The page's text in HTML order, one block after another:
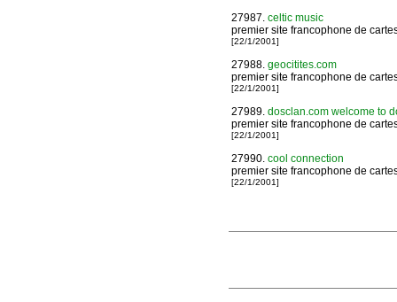
27987. celtic music
premier site francophone de
[22/1/2001]
27988. geocitites.com
premier site francophone de
[22/1/2001]
27989. dosclan.com welcome to
premier site francophone de
[22/1/2001]
27990. cool connection
premier site francophone de
[22/1/2001]